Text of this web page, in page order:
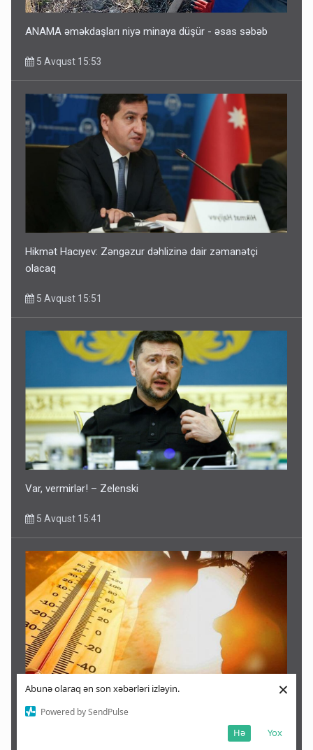
Abunə olaraq ən son xəbərləri izləyin.
Powered by SendPulse
Yox
Hə
×
ANAMA əməkdaşları niyə minaya düşür - əsas səbəb
5 Avqust 15:53
Hikmət Hacıyev: Zəngəzur dəhlizinə dair zəmanətçi
olacaq
5 Avqust 15:51
Var, vermirlər! – Zelenski
5 Avqust 15:41
Temperatur 50 dərəcəni keçdi - Dövlət idarələri bağlandı